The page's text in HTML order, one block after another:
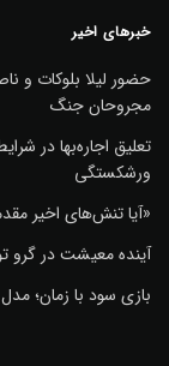
خبرهای اخیر
حضور لیلا بلوکات و
مجروحان جنگ
تعلیق اجاره‌بها در
ورشکستگی
«آیا تنش‌های اخیر
آینده معیشت در گرو
بازی سود با زمان؛